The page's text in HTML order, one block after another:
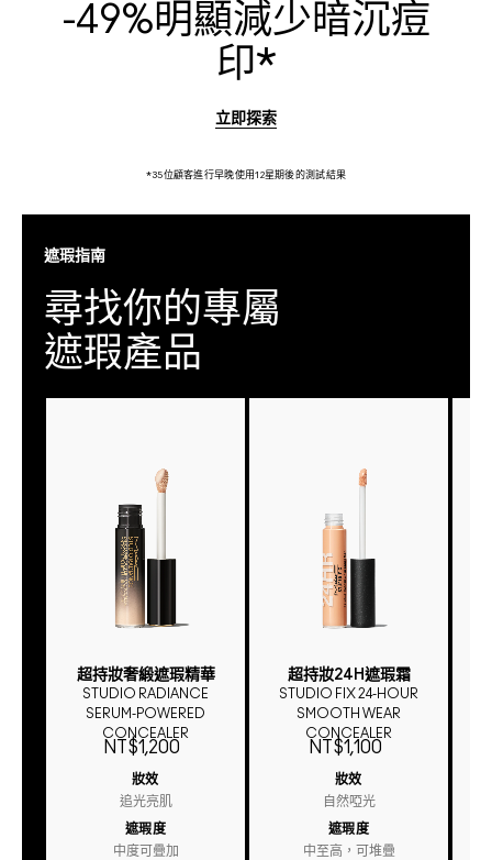
-49%明顯減少暗沉痘
印*
立即探索
*35位顧客進行早晚使用12星期後的測試結果
遮瑕指南
尋找你的專屬
遮瑕產品
超持妝奢緞遮瑕精華
STUDIO RADIANCE
SERUM-POWERED
CONCEALER
NT$1,200
妝效
追光亮肌
遮瑕度
中度可疊加
超持妝24H遮瑕霜
STUDIO FIX 24-HOUR
SMOOTH WEAR
CONCEALER
NT$1,100
妝效
自然啞光
遮瑕度
中至高，可堆疊